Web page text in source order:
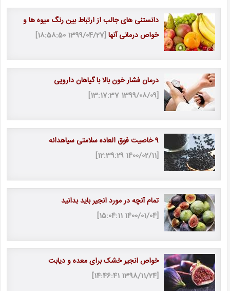
دانستنی های جالب از ارتباط بین رنگ میوه ها و
خواص درمانی آنها[1399/04/27 18:58:50]
درمان فشار خون بالا با گیاهان دارویی
[1399/08/09 13:17:37]
9 خاصیت فوق العاده سلامتی سیاهدانه
[1400/02/11 12:39:29]
تمام آنچه در مورد انجیر باید بدانید
[1400/01/04 15:04:11]
خواص انجیر خشک برای معده و دیابت
[1398/11/24 14:46:41]